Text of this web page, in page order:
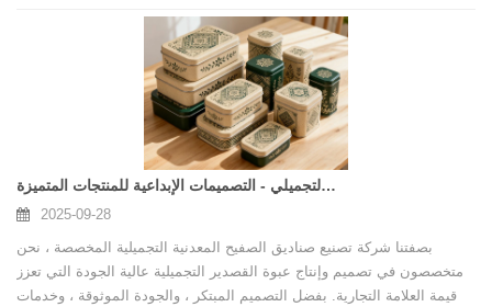
الشركة المصنعة لصندوق الصفيح التجميلي - التصميمات الإبداعية للمنتجات المتميزة
2025-09-28
بصفتنا شركة تصنيع صناديق الصفيح المعدنية التجميلية المخصصة ، نحن
متخصصون في تصميم وإنتاج عبوة القصدير التجميلية عالية الجودة التي تعزز
قيمة العلامة التجارية. بفضل التصميم المبتكر ، والجودة الموثوقة ، وخدمات